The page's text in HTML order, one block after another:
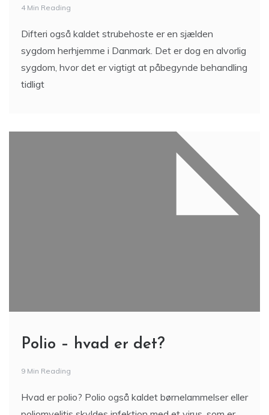
4 Min Reading
Difteri også kaldet strubehoste er en sjælden
sygdom herhjemme i Danmark. Det er dog en alvorlig
sygdom, hvor det er vigtigt at påbegynde behandling
tidligt
Polio – hvad er det?
9 Min Reading
Hvad er polio? Polio også kaldet børnelammelser eller